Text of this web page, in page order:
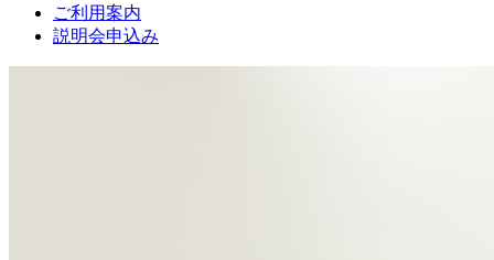
ご利用案内
説明会申込み